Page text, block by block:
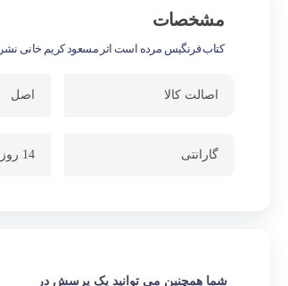
مشخصات
کتاب فرنگیس مرده است اثر مسعود کریم خانی
اصالت کالا اصل
گارانتی 14 روز ضمانت دل استایل
شما همچنین می توانید یک پرسش در